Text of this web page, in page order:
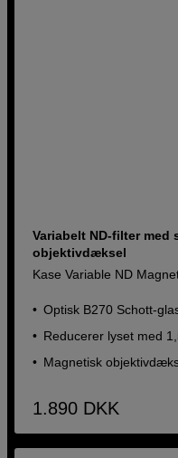
Variabelt ND-filter
objektivdæksel
Kase Variable ND
Optisk B270 Schott-
Reducerer lyset med
Magnetisk
1.890 DKK